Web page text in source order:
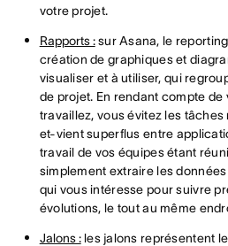
votre projet.
Rapports :sur Asana, le
création de graphiques et
visualiser et à utiliser, qui
de projet. En rendant compte
travaillez, vous évitez les
et-vient superflus entre
travail de vos équipes étant
simplement extraire les données
qui vous intéresse pour suivre
évolutions, le tout au même
Jalons :les jalons représentent